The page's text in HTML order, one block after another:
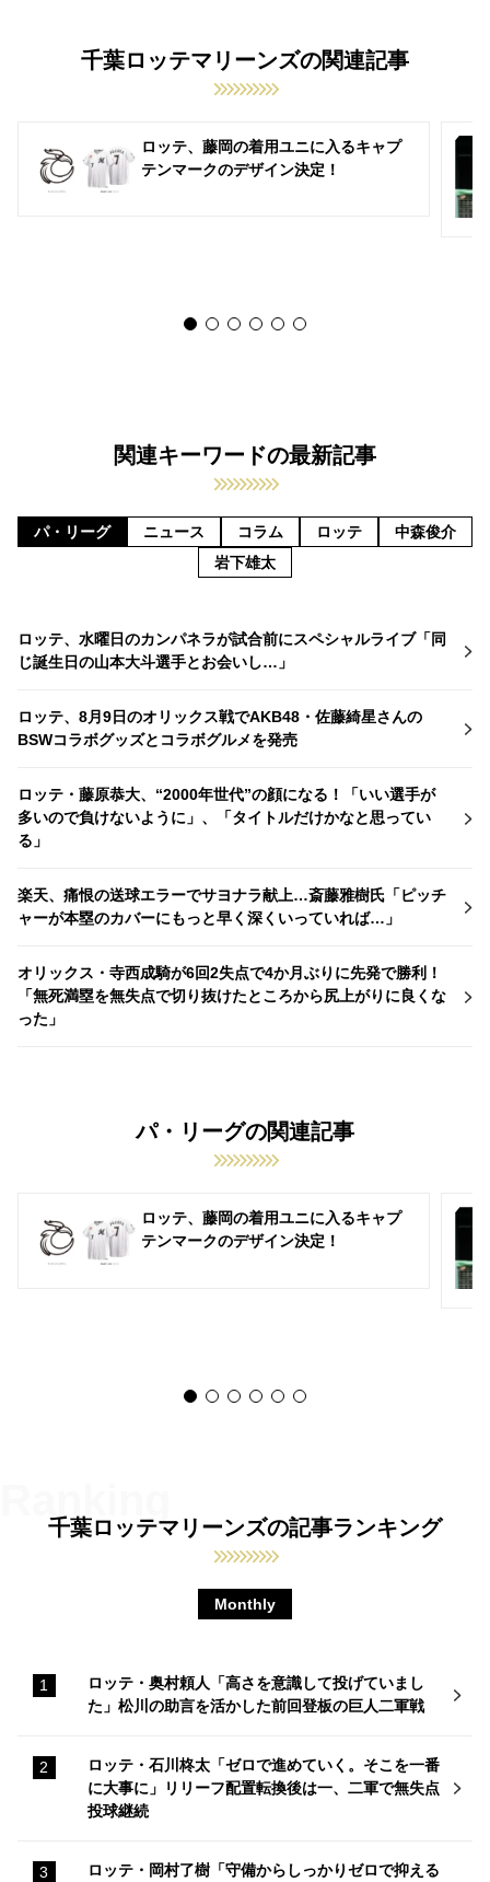
千葉ロッテマリーンズの関連記事
ロッテ、藤岡の着用ユニに入るキャプ
テンマークのデザイン決定！
関連キーワードの最新記事
パ・リーグ ニュース コラム ロッテ
中森俊介
岩下雄太
ロッテ、水曜日のカンパネラが試合前にスペシャルライブ「同
じ誕生日の山本大斗選手とお会いし…」
ロッテ、8月9日のオリックス戦でAKB48・佐藤綺星さんの
BSWコラボグッズとコラボグルメを発売
ロッテ・藤原恭大、“2000年世代”の顔になる！「いい選手が
多いので負けないように」、「タイトルだけかなと思ってい
る」
楽天、痛恨の送球エラーでサヨナラ献上…斎藤雅樹氏「ピッチ
ャーが本塁のカバーにもっと早く深くいっていれば…」
オリックス・寺西成騎が6回2失点で4か月ぶりに先発で勝利！
「無死満塁を無失点で切り抜けたところから尻上がりに良くな
った」
パ・リーグの関連記事
ロッテ、藤岡の着用ユニに入るキャプ
テンマークのデザイン決定！
千葉ロッテマリーンズの記事ランキング
Monthly
ロッテ・奥村頼人「高さを意識して投げていまし
た」松川の助言を活かした前回登板の巨人二軍戦
ロッテ・石川柊太「ゼロで進めていく。そこを一番
に大事に」リリーフ配置転換後は一、二軍で無失点
投球継続
ロッテ・岡村了樹「守備からしっかりゼロで抑える